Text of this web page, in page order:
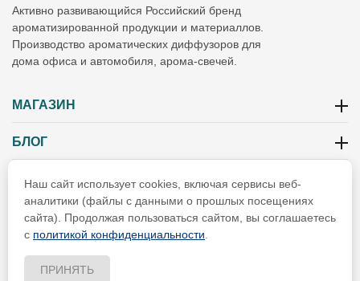
Активно развивающийся Российский бренд
ароматизированной продукции и материаллов.
Производство ароматических диффузоров для
дома офиса и автомобиля, арома-свечей.
МАГАЗИН
БЛОГ
ИНФОРМАЦИЯ
РЕКВИЗИТЫ
Наш сайт использует cookies, включая сервисы веб-
аналитики (файлы с данными о прошлых посещениях
сайта). Продолжая пользоваться сайтом, вы соглашаетесь
с политикой конфиденциальности
ПРИНЯТЬ